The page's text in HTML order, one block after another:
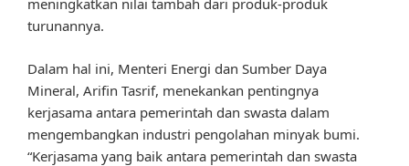
meningkatkan nilai tambah dari produk-produk
turunannya.
Dalam hal ini, Menteri Energi dan Sumber Daya
Mineral, Arifin Tasrif, menekankan pentingnya
kerjasama antara pemerintah dan swasta dalam
mengembangkan industri pengolahan minyak bumi.
“Kerjasama yang baik antara pemerintah dan swasta